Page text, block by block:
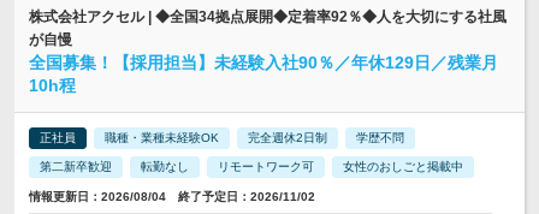
株式会社アクセル | ◆全国34拠点展開◆定着率92％◆人を大切にする社風
が自慢
全国募集！【採用担当】未経験入社90％／年休129日／残業月
10h程
正社員 職種・業種未経験OK 完全週休2日制 学歴不問
第二新卒歓迎 転勤なし リモートワーク可 女性のおしごと掲載中
情報更新日：2026/08/04 終了予定日：2026/11/02